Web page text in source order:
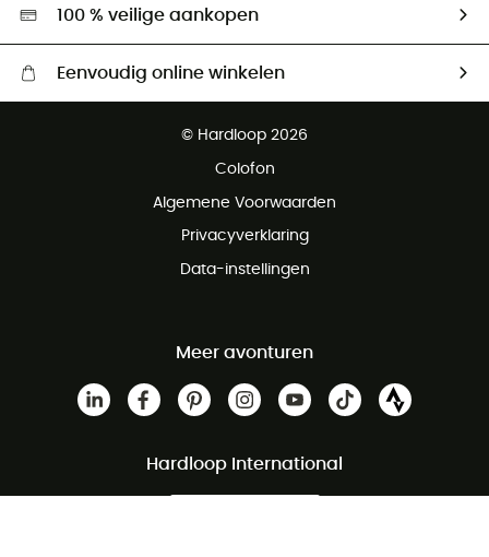
Hardgreen
100 % veilige aankopen
Eenvoudig online winkelen
Gratis retourneren binnen 100 dagen
© Hardloop 2026
Colofon
Algemene Voorwaarden
Privacyverklaring
Data-instellingen
Meer avonturen
Hardloop International